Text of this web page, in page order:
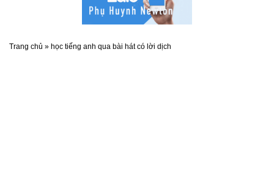
Trang chủ » học tiếng anh qua bài hát có lời dịch